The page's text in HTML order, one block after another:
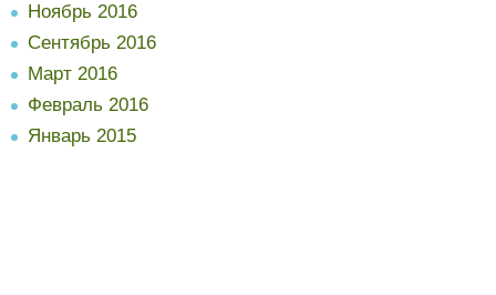
Ноябрь 2016
Сентябрь 2016
Март 2016
Февраль 2016
Январь 2015